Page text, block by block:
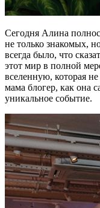
Сегодня Алина
не только знакомых,
всегда было, что
этот мир в полной
вселенную, которая
мама блогер, как она
уникальное событие.